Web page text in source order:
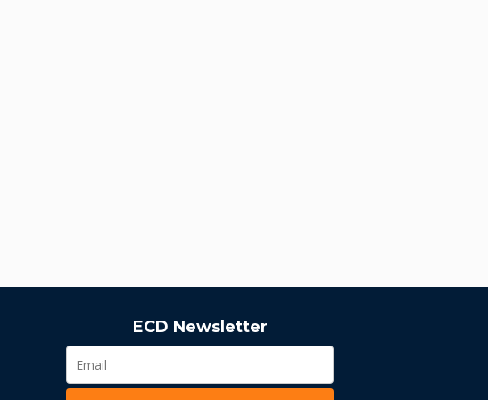
ECD Newsletter